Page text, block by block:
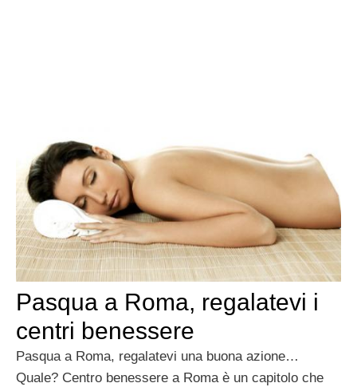
Pasqua a Roma, regalatevi i
centri benessere
Pasqua a Roma, regalatevi una buona azione…
Quale? Centro benessere a Roma è un capitolo che